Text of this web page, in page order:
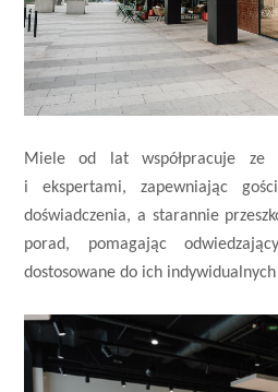
Miele od lat współpracuje ze
i ekspertami, zapewniając
doświadczenia, a starannie
porad, pomagając
dostosowane do ich